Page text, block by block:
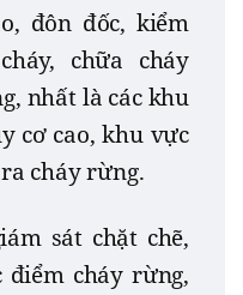
đôn đốc, kiểm
chữa cháy
nhất là các khu
cơ cao, khu vực
cháy rừng.
sát chặt chẽ,
cháy rừng,